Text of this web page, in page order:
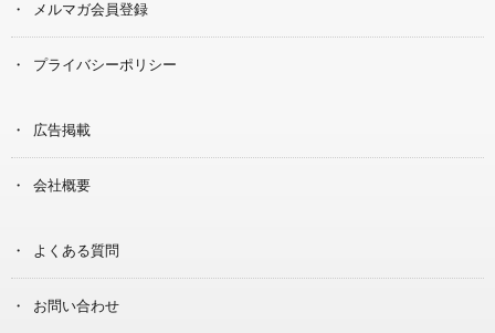
メルマガ会員登録
プライバシーポリシー
広告掲載
会社概要
よくある質問
お問い合わせ